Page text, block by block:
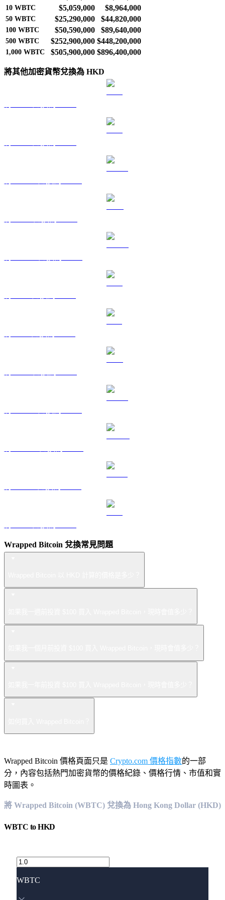
10 WBTC $5,059,000 $8,964,000
50 WBTC $25,290,000 $44,820,000
100 WBTC $50,590,000 $89,640,000
500 WBTC $252,900,000 $448,200,000
1,000 WBTC $505,900,000 $896,400,000
將其他加密貨幣兌換為 HKD
Wrapped Bitcoin 兌換常見問題
Wrapped Bitcoin 價格頁面只是 Crypto.com 價格指數的一部
分，內容包括熱門加密貨幣的價格紀錄、價格行情、市值和實
時圖表。
將 Wrapped Bitcoin (WBTC) 兌換為 Hong Kong Dollar (HKD)
WBTC toHKD
WBTC